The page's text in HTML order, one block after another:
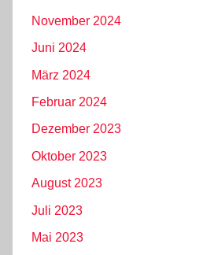
November 2024
Juni 2024
März 2024
Februar 2024
Dezember 2023
Oktober 2023
August 2023
Juli 2023
Mai 2023